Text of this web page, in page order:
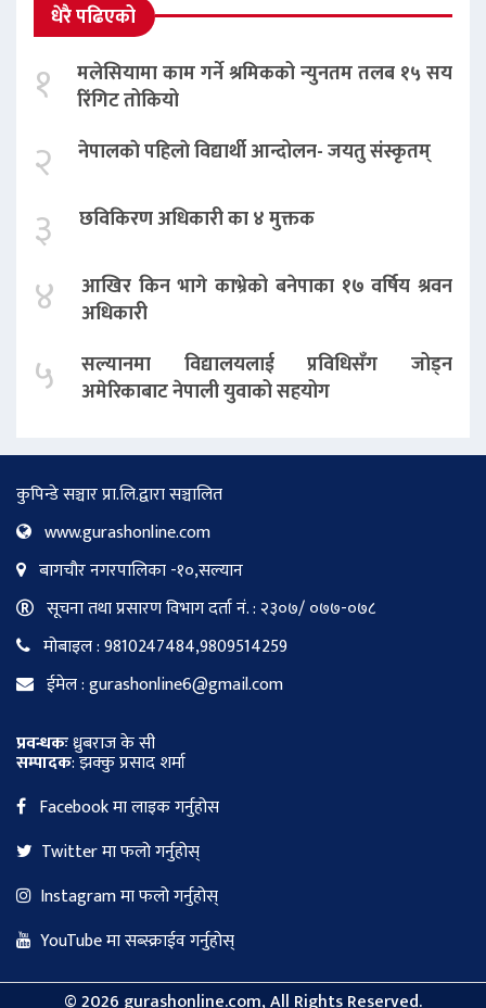
धेरै पढिएको
१
मलेसियामा काम गर्ने श्रमिकको न्युनतम तलब १५ सय
रिंगिट तोकियो
२ नेपालकाे पहिलाे विद्यार्थी आन्दोलन- जयतु संस्कृतम्‌
३ छविकिरण अधिकारी का ४ मुक्तक
४
आखिर किन भागे काभ्रेको बनेपाका १७ वर्षिय श्रवन
अधिकारी
५
सल्यानमा विद्यालयलाई प्रविधिसँग जोड्न
अमेरिकाबाट नेपाली युवाको सहयोग
कुपिन्डे सञ्चार प्रा.लि.द्वारा सञ्चालित
www.gurashonline.com
बागचौर नगरपालिका -१०,सल्यान
सूचना तथा प्रसारण विभाग दर्ता नं. : २३०७/ ०७७-०७८
मोबाइल : 9810247484,9809514259
ईमेल : gurashonline6@gmail.com
प्रवन्धकःध्रुबराज के सी
सम्पादक: झक्कु प्रसाद शर्मा
Facebook मा लाइक गर्नुहोस
Twitter मा फलो गर्नुहोस्
Instagram मा फलो गर्नुहोस्
YouTube मा सब्स्क्राईव गर्नुहोस्